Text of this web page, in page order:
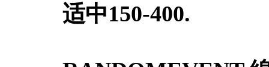
适中150-400.